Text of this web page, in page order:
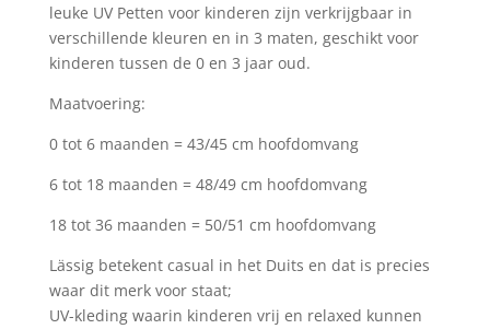
leuke UV Petten voor kinderen zijn verkrijgbaar in
verschillende kleuren en in 3 maten, geschikt voor
kinderen tussen de 0 en 3 jaar oud.
Maatvoering:
0 tot 6 maanden = 43/45 cm hoofdomvang
6 tot 18 maanden = 48/49 cm hoofdomvang
18 tot 36 maanden = 50/51 cm hoofdomvang
Lässig betekent casual in het Duits en dat is precies
waar dit merk voor staat;
UV-kleding waarin kinderen vrij en relaxed kunnen